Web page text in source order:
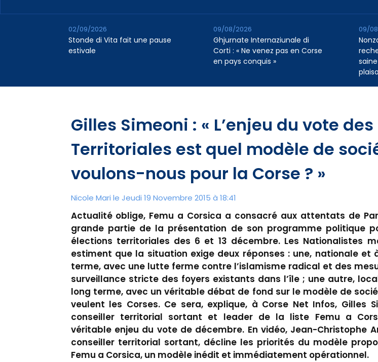
Stonde di Vita fait une pause
estivale
02/09/2026
Ghjurnate Internaziunale di
Corti : « Ne venez pas en Corse
en pays conquis »
09/08/2026 09/
Gilles Simeoni : « L’enjeu du vote des
Territoriales est quel modèle de
voulons-nous pour la Corse ? »
Nicole Mari le Jeudi 19 Novembre 2015 à 18:41
Actualité oblige, Femu a Corsica a consacré aux attentats de
grande partie de la présentation de son programme politique
élections territoriales des 6 et 13 décembre. Les Nationalistes
estiment que la situation exige deux réponses : une, nationale et
terme, avec une lutte ferme contre l’islamisme radical et des
surveillance stricte des foyers existants dans l’île ; une autre,
long terme, avec un véritable débat de fond sur le modèle de
veulent les Corses. Ce sera, explique, à Corse Net Infos, Gilles
conseiller territorial sortant et leader de la liste Femu a
véritable enjeu du vote de décembre. En vidéo, Jean-Christophe
conseiller territorial sortant, décline les priorités du modèle
Femu a Corsica, un modèle inédit et immédiatement opérationnel.